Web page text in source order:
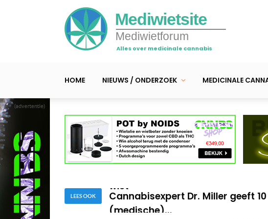
(advertentie)
Mediwietsite
Mediwietforum
Alles over medicinale cannabis
HOME NIEUWS / ONDERZOEK MEDICINALE
LEES OOK
Cannabis bij ADHD, medicatie
Cannabisexpert Dr. Miller geeft
(medische)...